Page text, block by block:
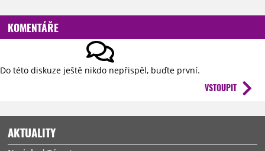
KOMENTÁŘE
Do této diskuze ještě nikdo nepřispěl, buďte první.
VSTOUPIT
AKTUALITY